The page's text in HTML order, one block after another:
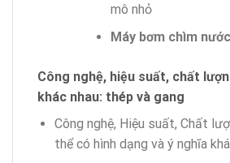
mô nhỏ
Máy bơm chìm
Công nghệ, hiệu suất, chất
khác nhau: thép và gang
Công nghệ, Hiệu suất, Chất
thể có hình dạng và ý nghĩa